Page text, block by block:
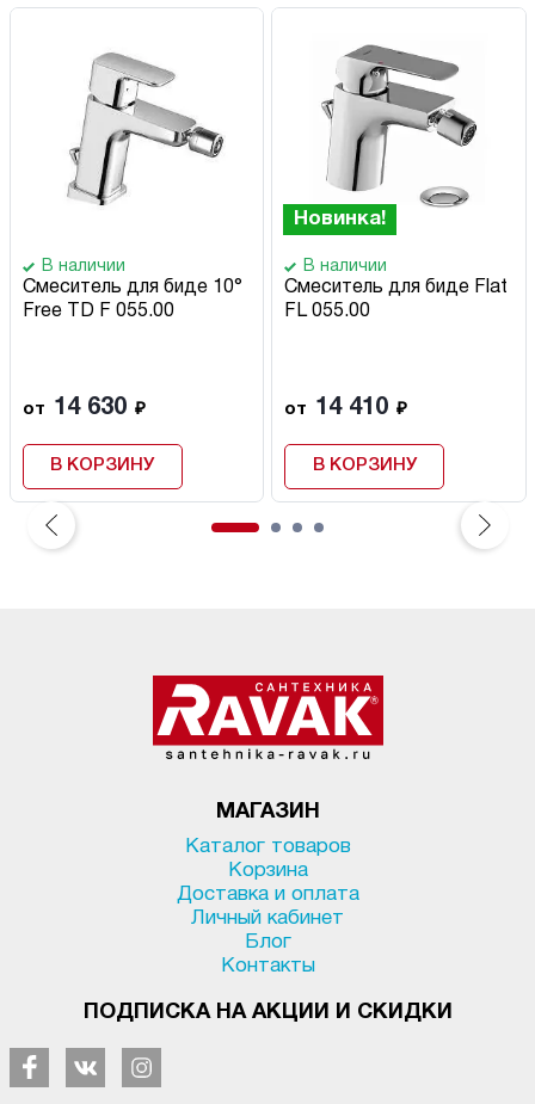
В наличии
Смеситель для биде 10°
Free TD F 055.00
от 14 630 ₽
В КОРЗИНУ
Новинка!
В наличии
Смеситель для биде Flat
FL 055.00
от 14 410 ₽
В КОРЗИНУ
МАГАЗИН
Каталог товаров
Корзина
Доставка и оплата
Личный кабинет
Блог
Контакты
ПОДПИСКА НА АКЦИИ И СКИДКИ